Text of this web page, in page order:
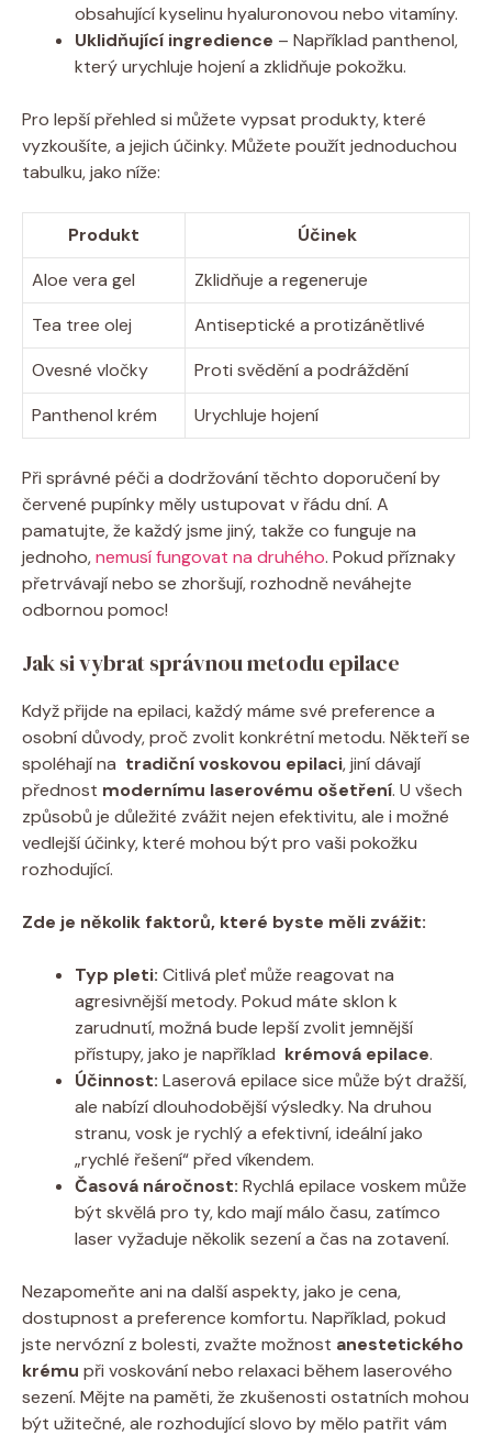
obsahující ⁤kyselinu‍ hyaluronovou nebo vitamíny.
Uklidňující ingredience – Například panthenol,
který urychluje hojení a​ zklidňuje pokožku.
Pro lepší přehled si můžete vypsat produkty,⁤ které
vyzkoušíte,‍ a jejich ⁤účinky. Můžete použít jednoduchou
tabulku, jako⁤ níže:
Produkt
Účinek
Aloe vera ‍gel
Zklidňuje a regeneruje
Tea tree olej
Antiseptické ​a ‌protizánětlivé
Ovesné vločky
Proti svědění‍ a​ podráždění
Panthenol krém
Urychluje hojení
Při správné péči⁢ a ⁤dodržování​ těchto ⁢doporučení by
červené pupínky měly‌ ustupovat v řádu dní. A
pamatujte, že každý jsme jiný, ‍takže co funguje na⁢
jednoho, ⁢nemusí fungovat‍ na druhého. Pokud⁢ příznaky
přetrvávají nebo se zhoršují, rozhodně⁣ neváhejte
odbornou pomoc!
Jak si vybrat správnou metodu epilace
Když přijde na epilaci, každý máme své preference a
osobní důvody, proč zvolit konkrétní metodu. Někteří se
spoléhají⁤ na ‍ tradiční ⁤voskovou epilaci,​ jiní dávají‍
přednost modernímu laserovému ošetření. U všech
způsobů ​je⁣ důležité zvážit nejen efektivitu, ale ⁤i⁣ možné
vedlejší ⁤účinky, které mohou být pro vaši ⁤pokožku
rozhodující.
Zde ​je několik ⁢faktorů, které byste‌ měli zvážit:
Typ pleti: ⁤Citlivá ‌pleť může reagovat na
agresivnější metody. Pokud⁤ máte sklon k
zarudnutí, ⁤možná bude lepší zvolit jemnější
přístupy, jako je ⁢například ⁢ krémová epilace.
Účinnost: Laserová‌ epilace sice může být ⁣dražší,
ale nabízí‌ dlouhodobější ​výsledky. Na druhou⁣
stranu, vosk je rychlý a efektivní, ideální​ jako
„rychlé​ řešení“ před víkendem.
Časová náročnost: Rychlá epilace voskem může
být skvělá pro ty, kdo⁢ mají málo času, zatímco‌
laser vyžaduje několik sezení a čas ⁤na zotavení.
Nezapomeňte ani na další aspekty, jako je cena,
dostupnost a preference‌ komfortu.⁢ Například, ‍pokud‍
jste nervózní z⁣ bolesti, ⁤zvažte​ možnost anestetického
krému ‍při voskování nebo relaxaci během laserového‍
sezení. Mějte ​na paměti, že zkušenosti ostatních⁢ mohou
být užitečné, ale rozhodující slovo ‍by⁤ mělo patřit⁤ vám